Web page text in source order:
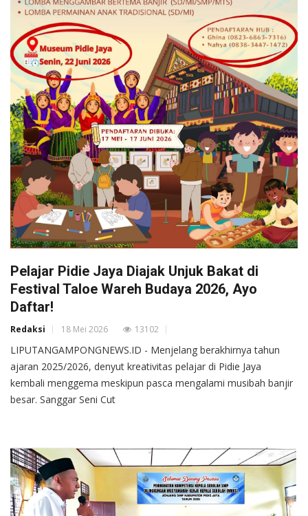
Pelajar Pidie Jaya Diajak Unjuk Bakat di
Festival Taloe Wareh Budaya 2026, Ayo
Daftar!
Redaksi 18 Mei 2026 13102
LIPUTANGAMPONGNEWS.ID - Menjelang berakhirnya tahun
ajaran 2025/2026, denyut kreativitas pelajar di Pidie Jaya
kembali menggema meskipun pasca mengalami musibah banjir
besar. Sanggar Seni Cut